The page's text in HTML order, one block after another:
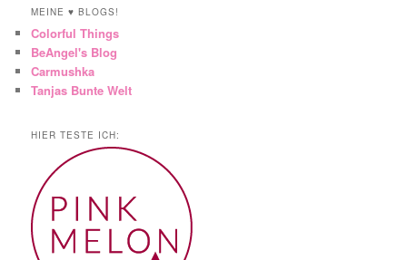
MEINE ♥ BLOGS!
Colorful Things
BeAngel's Blog
Carmushka
Tanjas Bunte Welt
HIER TESTE ICH: